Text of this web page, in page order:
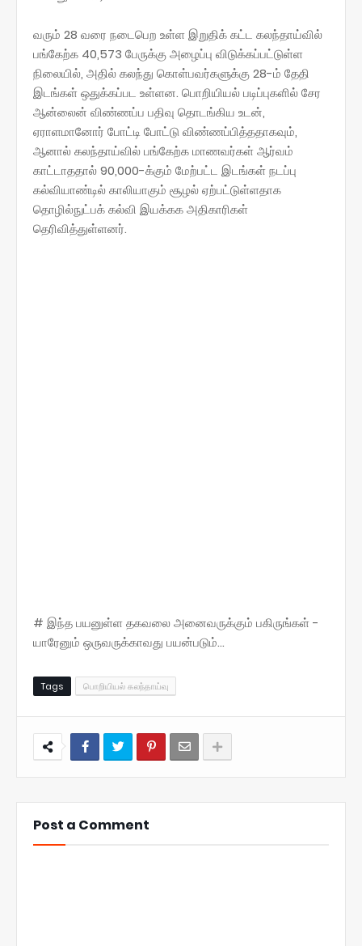
வரும் 28 வரை நடைபெற உள்ள இறுதிக் கட்ட கலந்தாய்வில்
பங்கேற்க 40,573 பேருக்கு அழைப்பு விடுக்கப்பட்டுள்ள
நிலையில், அதில் கலந்து கொள்பவர்களுக்கு 28-ம் தேதி
இடங்கள் ஒதுக்கப்பட உள்ளன. பொறியியல் படிப்புகளில் சேர
ஆன்லைன் விண்ணப்ப பதிவு தொடங்கிய உடன்,
ஏராளமானோர் போட்டி போட்டு விண்ணப்பித்ததாகவும்,
ஆனால் கலந்தாய்வில் பங்கேற்க மாணவர்கள் ஆர்வம்
காட்டாததால் 90,000-க்கும் மேற்பட்ட இடங்கள் நடப்பு
கல்வியாண்டில் காலியாகும் சூழல் ஏற்பட்டுள்ளதாக
தொழில்நுட்பக் கல்வி இயக்கக அதிகாரிகள்
தெரிவித்துள்ளனர்.
# இந்த பயனுள்ள தகவலை அனைவருக்கும் பகிருங்கள் -
யாரேனும் ஒருவருக்காவது பயன்படும்...
Tags பொறியியல் கலந்தாய்வு
Post a Comment